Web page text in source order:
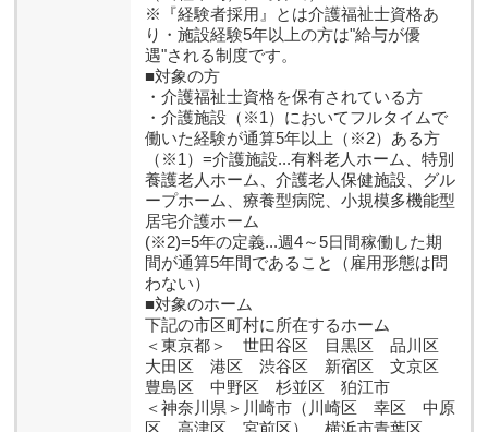
※『経験者採用』とは介護福祉士資格あ
り・施設経験5年以上の方は"給与が優
遇"される制度です。
■対象の方
・介護福祉士資格を保有されている方
・介護施設（※1）においてフルタイムで
働いた経験が通算5年以上（※2）ある方
（※1）=介護施設...有料老人ホーム、特別
養護老人ホーム、介護老人保健施設、グル
ープホーム、療養型病院、小規模多機能型
居宅介護ホーム
(※2)=5年の定義...週4～5日間稼働した期
間が通算5年間であること（雇用形態は問
わない）
■対象のホーム
下記の市区町村に所在するホーム
＜東京都＞ 世田谷区 目黒区 品川区
大田区 港区 渋谷区 新宿区 文京区
豊島区 中野区 杉並区 狛江市
＜神奈川県＞川崎市（川崎区 幸区 中原
区 高津区 宮前区）、横浜市青葉区